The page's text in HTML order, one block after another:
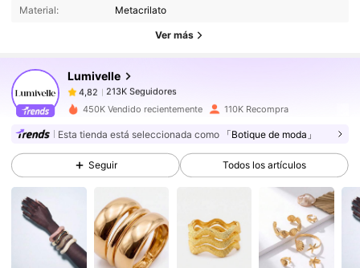
Material: Metacrilato
Ver más
Lumivelle
4,82
213K Seguidores
a***zpagóHace 1 día
4,82 213K Seguidores
4,82
4,82 213K Seguidores
450K Vendido recientemente 110K Recompra
Esta tienda está seleccionada como 「Botique de moda」
Seguir Todos los artículos